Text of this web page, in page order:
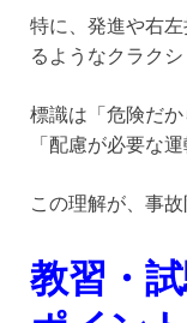
特に、発進や右
るようなクラク
標識は「危険だか
「配慮が必要な
この理解が、事
教習・